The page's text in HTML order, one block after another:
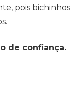
pois bichinhos
de confiança.